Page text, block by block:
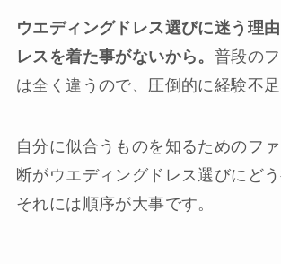
ウエディングドレス選びに迷う理
レスを着た事がないから。 普段の
は全く違うので、圧倒的に経験不足
自分に似合うものを知るためのフ
断がウエディングドレス選びにど
それには順序が大事です。